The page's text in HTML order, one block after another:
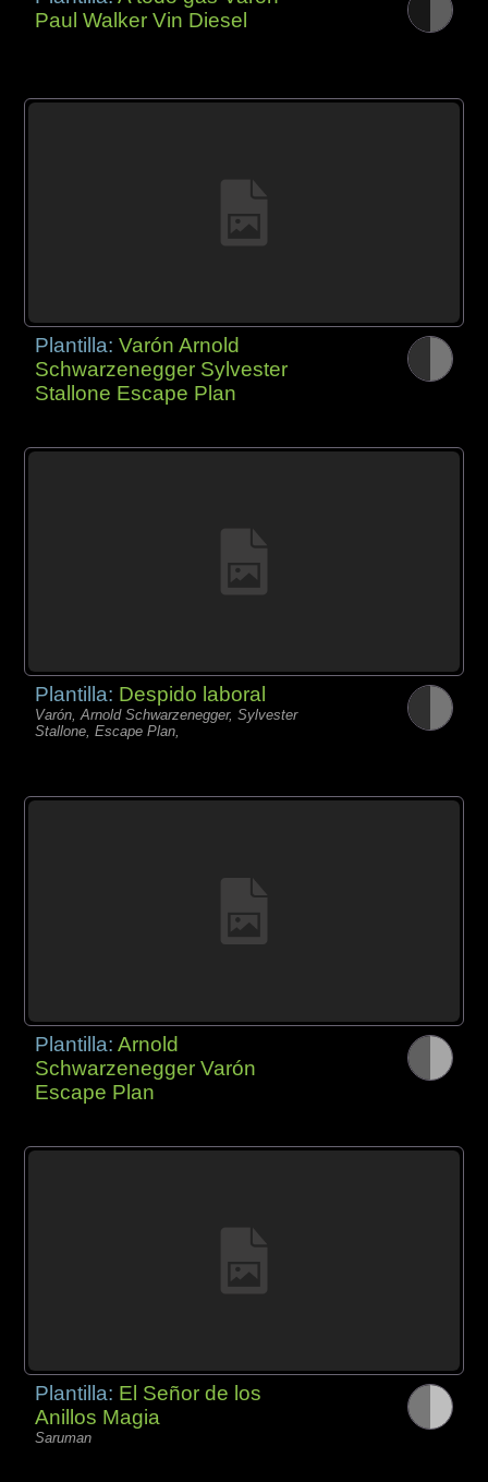
Paul Walker Vin Diesel
Plantilla:Varón Arnold
Schwarzenegger Sylvester
Stallone Escape Plan
Plantilla: Despido laboral
Varón, Arnold Schwarzenegger, Sylvester
Stallone, Escape Plan,
Plantilla:Arnold
Schwarzenegger Varón
Escape Plan
Plantilla: El Señor de los
Anillos Magia
Saruman